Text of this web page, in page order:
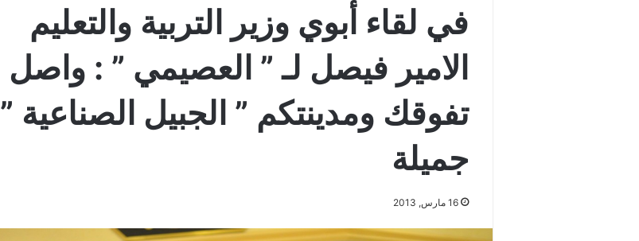
في لقاء أبوي وزير التربية والتعليم
الامير فيصل لـ ” العصيمي ” : واصل
تفوقك ومدينتكم ” الجبيل الصناعية ”
جميلة
16 مارس, 2013